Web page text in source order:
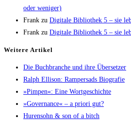
oder weniger)
Frank zu Digi­ta­le Biblio­thek 5 – sie
Frank zu Digi­ta­le Biblio­thek 5 – sie
Wei­te­re Artikel
Die Buch­bran­che und ihre Übersetzer
Ralph Elli­son: Ram­pers­ads Biografie
»Pim­pen«: Eine Wortgeschichte
»Gover­nan­ce« – a prio­ri gut?
Huren­sohn & son of a bitch